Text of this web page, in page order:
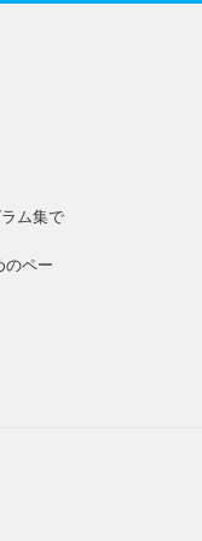
ム集で
のペー